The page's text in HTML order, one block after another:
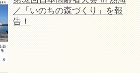
／「いのちの森づくり」を報
告！